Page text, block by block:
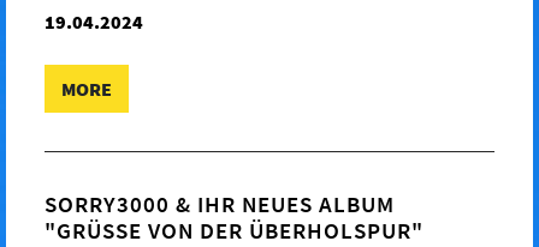
19.04.2024
MORE
SORRY3000 & IHR NEUES ALBUM
"GRÜSSE VON DER ÜBERHOLSPUR"